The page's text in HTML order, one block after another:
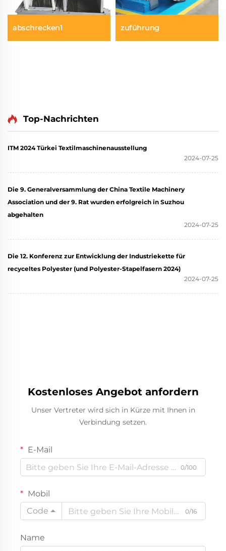
abschrecken1 zuführung
Top-Nachrichten
ITM 2024 Türkei Textilmaschinenausstellung
2024-07-25
Die 9. Generalversammlung der China Textile Machinery
Association und der 9. Rat wurden erfolgreich in Suzhou
abgehalten
2024-07-25
Die 12. Konferenz zur Entwicklung der Industriekette für
recyceltes Polyester (und Polyester-Stapelfasern 2024)
2024-07-25
Kostenloses Angebot anfordern
Unser Vertreter wird sich in Kürze mit Ihnen in
Verbindung setzen.
E-Mail
0/100
Mobil
Code
0/16
Name